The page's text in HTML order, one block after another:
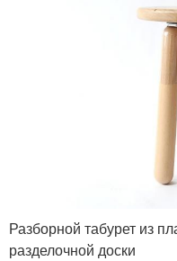
Разборной табурет из
разделочной доски